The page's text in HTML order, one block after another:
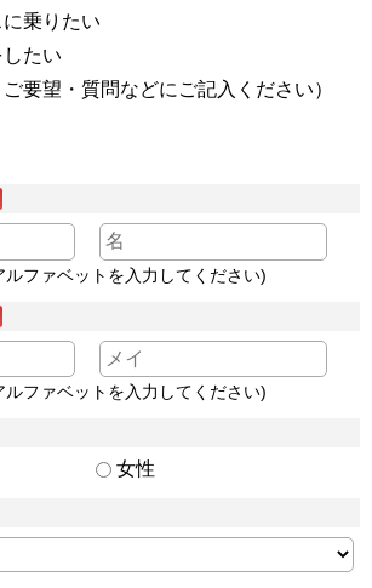
乗りたい
たい
要望・質問などにご記入ください）
ファベットを入力してください)
ファベットを入力してください)
女性